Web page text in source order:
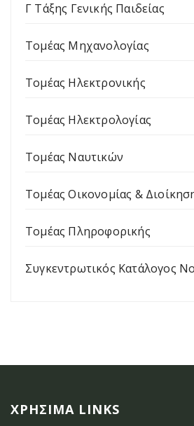
Γ Τάξης Γενικής Παιδείας
Τομέας Μηχανολογίας
Τομέας Ηλεκτρονικής
Τομέας Ηλεκτρολογίας
Τομέας Ναυτικών
Τομέας Οικονομίας &
Τομέας Πληροφορικής
Συγκεντρωτικός Κατάλογος
ΧΡΉΣΙΜΑ LINKS